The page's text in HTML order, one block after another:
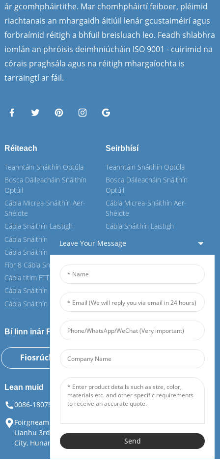
ár gcomhpháirtithe. Mar chomhpháirtí feiboer, pléimid
riachtanais an mhargaidh áitiúil lenár gcustaiméirí agus
forbraímid réitigh a bhfuil breisluach leo. Feadh shlabhra
iomlán an phróisis deimhniúcháin ISO 9001 - cuirimid na
córais praghsála agus na réitigh mhargaíochta is
tarraingtí ar fáil.
Réiteach
Teanntáin Snáithín Optúla
Bosca Dáileacháin Snáithín
Optúil
Cábla Micrea-Snáithín Aer-
Shéidte
Cábla Snáithín Laistigh
Cábla Snáithín OPGW
Cábla Snáithín Aeir
Fíor 8 Cábla Snáithín
Cábla titim FTTH
Cábla Snáithín ASU
Cábla Snáithín ADSS
Seirbhísí
Teanntáin Snáithín Optúla
Bosca Dáileacháin Snáithín
Optúil
Cábla Micrea-Snáithín Aer-
Shéidte
Cábla Snáithín Laistigh
Fíor 8 Cábla Snáithín
Cábla Snáithín ASU
Cábla Snáithín ADSS
Bí linn inár Feiboer
Fiosrúchán Anois
Lean muid
0086-18075108880
info@feiboer.com.cn
Foirgneamh 1, Ard-Mhéara Zhongjianbaobao, Uimh. 30,
Lianhu 3rd Road, Tianding Street, Yuelu District, Changsha
City, Hunan Province
Leave Your Message
Send